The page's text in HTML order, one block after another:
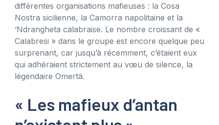
différentes organisations mafieuses : la Cosa
Nostra sicilienne, la Camorra napolitaine et la
‘Ndrangheta calabraise. Le nombre croissant de «
Calabresi » dans le groupe est encore quelque peu
surprenant, car jusqu’à récemment, c’étaient eux
qui adhéraient strictement au vœu de silence, la
légendaire Omertà.
« Les mafieux d’antan